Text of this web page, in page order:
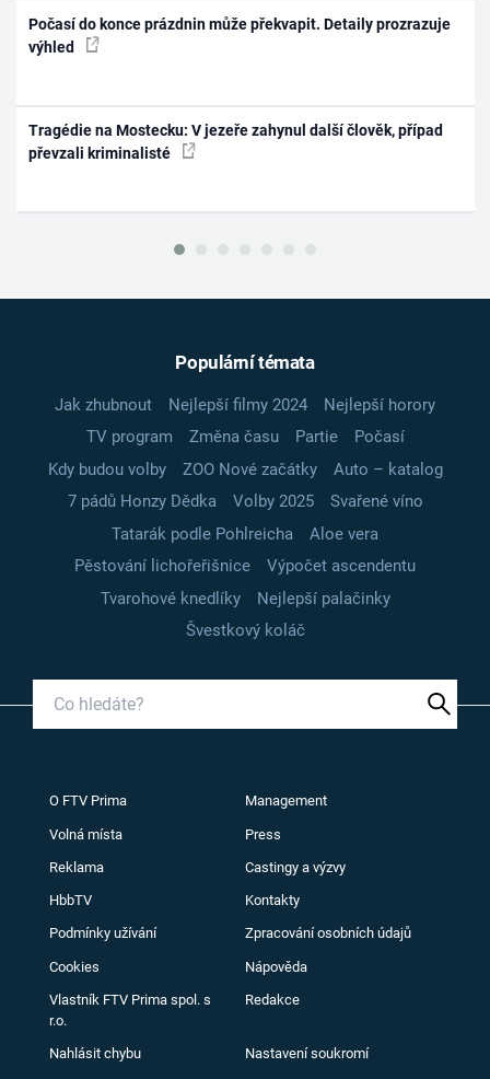
Počasí do konce prázdnin může překvapit. Detaily prozrazuje
výhled
Tragédie na Mostecku: V jezeře zahynul další člověk, případ
převzali kriminalisté
Populární témata
Jak zhubnout Nejlepší filmy 2024
Nejlepší horory
TV program
Změna času Partie
Počasí
Kdy budou volby
ZOO Nové začátky
Auto – katalog
7 pádů Honzy Dědka
Volby 2025
Svařené víno
Tatarák podle Pohlreicha
Aloe vera
Pěstování lichořeřišnice
Výpočet ascendentu
Tvarohové knedlíky
Nejlepší palačinky
Švestkový koláč
O FTV Prima Management
Volná místa Press
Reklama Castingy a výzvy
HbbTV Kontakty
Podmínky užívání Zpracování osobních údajů
Cookies Nápověda
Vlastník FTV Prima spol. s
r.o.
Redakce
Nahlásit chybu Nastavení soukromí